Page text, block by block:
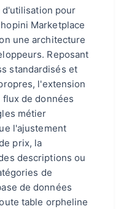
pour
Marketplace
une architecture
Reposant
standardisés et
l'extension
de données
métier
l'ajustement
prix, la
descriptions ou
de
de données
table orpheline